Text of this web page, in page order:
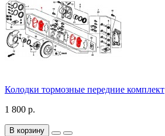
Колодки тормозные передние комплект
1 800 р.
В корзину